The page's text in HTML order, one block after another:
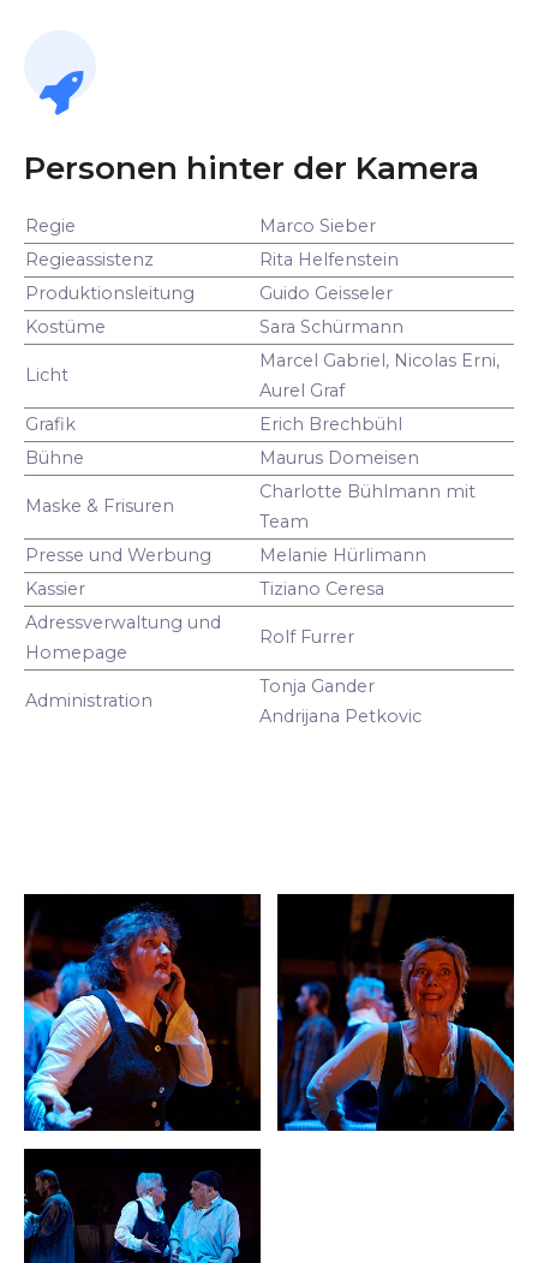
Personen hinter der Kamera
Regie
Marco Sieber
Regieassistenz
Rita Helfenstein
Produktionsleitung
Guido Geisseler
Kostüme
Sara Schürmann
Licht
Marcel Gabriel, Nicolas Erni,
Aurel Graf
Grafik
Erich Brechbühl
Bühne
Maurus Domeisen
Maske & Frisuren
Charlotte Bühlmann mit
Team
Presse und Werbung
Melanie Hürlimann
Kassier
Tiziano Ceresa
Adressverwaltung und
Homepage
Rolf Furrer
Administration
Tonja Gander
Andrijana Petkovic